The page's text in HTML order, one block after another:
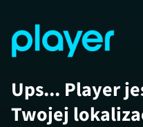
Ups... Player
Twojej